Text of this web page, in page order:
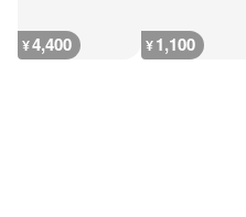
¥4,400 ¥1,100